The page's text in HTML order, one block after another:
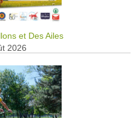
et Des Ailes
2026